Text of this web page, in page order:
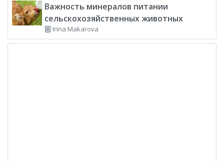
Важность минералов питании
сельскохозяйственных животных
Irina Makarova